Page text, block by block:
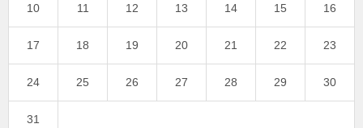
10 11 12 13 14 15 16
17 18 19 20 21 22 23
24 25 26 27 28 29 30
31